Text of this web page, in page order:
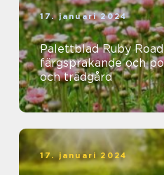
17. januari 2024
Palettblad Ruby
färgsprakande och
och trädgård
17. januari 2024